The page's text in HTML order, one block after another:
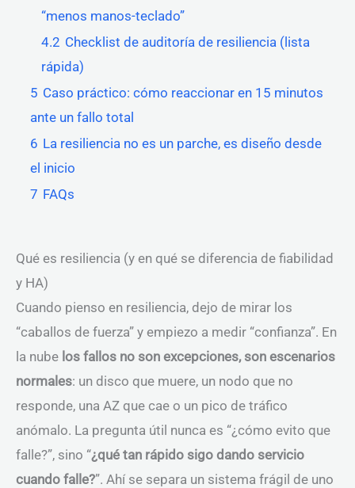
“menos manos-teclado”
4.2 Checklist de auditoría de resiliencia (lista
rápida)
5 Caso práctico: cómo reaccionar en 15 minutos
ante un fallo total
6 La resiliencia no es un parche, es diseño desde
el inicio
7 FAQs
Qué es resiliencia (y en qué se diferencia de fiabilidad
y HA)
Cuando pienso en resiliencia, dejo de mirar los
“caballos de fuerza” y empiezo a medir “confianza”. En
la nube los fallos no son excepciones, son escenarios
normales: un disco que muere, un nodo que no
responde, una AZ que cae o un pico de tráfico
anómalo. La pregunta útil nunca es “¿cómo evito que
falle?”, sino “¿qué tan rápido sigo dando servicio
cuando falle?”. Ahí se separa un sistema frágil de uno